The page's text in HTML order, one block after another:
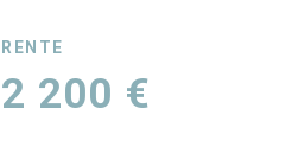
RENTE
2 200 €